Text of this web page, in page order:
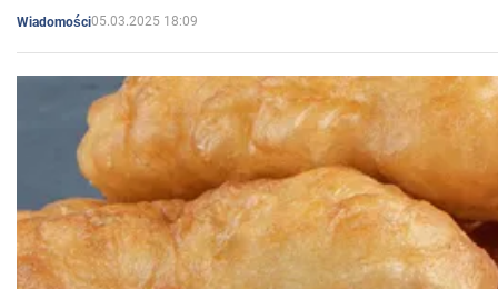
Wiadomości05.03.2025 18:09